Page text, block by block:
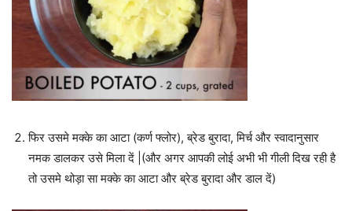
फिर उसमे मक्के का आटा (कर्ण फ्लोर), ब्रेड बुरादा, मिर्च और स्वादानुसार
नमक डालकर उसे मिला दें |(और अगर आपकी लोई अभी भी गीली दिख रही है
तो उसमे थोड़ा सा मक्के का आटा और ब्रेड बुरादा और डाल दें)